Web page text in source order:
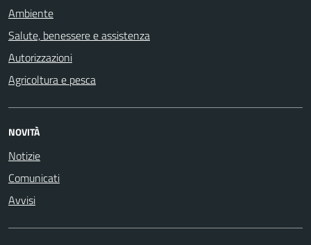
Ambiente
Salute, benessere e assistenza
Autorizzazioni
Agricoltura e pesca
NOVITÀ
Notizie
Comunicati
Avvisi